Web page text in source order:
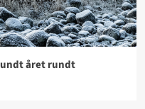
året rundt